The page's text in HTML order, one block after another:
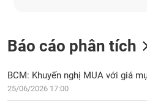
Báo cáo phân tích
BCM: Khuyến nghị MUA với giá
25/06/2026 17:00